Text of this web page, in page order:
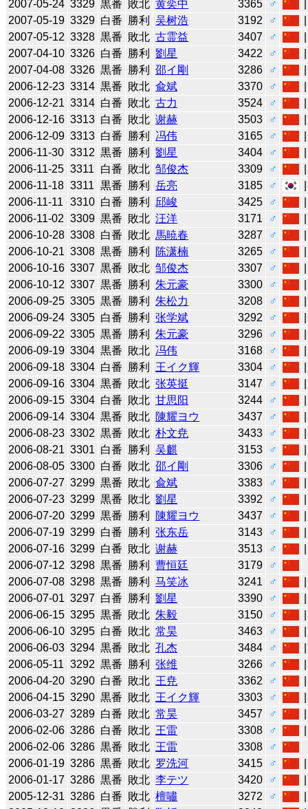
2007-05-24 3329 黒番 敗北 黄奕中 3365 ♂
2007-05-19 3329 白番 勝利 吴树浩 3192 ♂
2007-05-12 3328 黒番 敗北 古霊益 3407 ♂
2007-04-10 3326 白番 勝利 劉星 3422 ♂
2007-04-08 3326 黒番 勝利 邵イ剛 3286 ♂
2006-12-23 3314 黒番 敗北 兪斌 3370 ♂
2006-12-21 3314 白番 敗北 古力 3524 ♂
2006-12-16 3313 白番 敗北 谢赫 3503 ♂
2006-12-09 3313 白番 勝利 冯伟 3165 ♂
2006-11-30 3312 黒番 勝利 劉星 3404 ♂
2006-11-25 3311 白番 敗北 邹俊杰 3309 ♂
2006-11-18 3311 黒番 勝利 岳亮 3185 ♂
2006-11-11
3310 白番 勝利 邱峻 3425 ♂
2006-11-02 3309 黒番 敗北 汪洋 3171 ♂
2006-10-28 3308 白番 敗北 馬暁春 3287 ♂
2006-10-21 3308 黒番 勝利 陈潇楠 3265 ♂
2006-10-16 3307 黒番 敗北 邹俊杰 3307 ♂
2006-10-12 3307 黒番 勝利 朱元豪 3300 ♂
2006-09-25 3305 黒番 勝利 朱松力 3208 ♂
2006-09-24 3305 白番 勝利 张学斌 3292 ♂
2006-09-22 3305 黒番 勝利 朱元豪 3296 ♂
2006-09-19 3304 黒番 敗北 冯伟 3168 ♂
2006-09-18 3304 白番 勝利 王イク輝 3304 ♂
2006-09-16 3304 黒番 敗北 张英挺 3147 ♂
2006-09-15 3304 白番 敗北 甘思阳 3244 ♂
2006-09-14 3304 黒番 敗北 陳耀ヨウ 3437 ♂
2006-08-23 3302 黒番 敗北 朴文尭 3433 ♂
2006-08-21 3301 白番 勝利 吴麒 3153 ♂
2006-08-05 3300 白番 敗北 邵イ剛 3306 ♂
2006-07-27 3299 黒番 敗北 兪斌 3383 ♂
2006-07-23 3299 黒番 敗北 劉星 3392 ♂
2006-07-20 3299 黒番 勝利 陳耀ヨウ 3437 ♂
2006-07-19 3299 白番 勝利 张东岳 3143 ♂
2006-07-16 3299 白番 敗北 谢赫 3513 ♂
2006-07-12 3298 黒番 勝利 曹恒廷 3179
♂
2006-07-08 3298 黒番 勝利 马笑冰 3241 ♂
2006-07-01 3297 白番 勝利 劉星 3390 ♂
2006-06-15 3295 黒番 敗北 朱毅 3150 ♂
2006-06-10 3295 白番 敗北 常昊 3463 ♂
2006-06-03 3294 黒番 敗北 孔杰 3484 ♂
2006-05-11 3292 黒番 勝利 张维 3266 ♂
2006-04-20 3290 白番 敗北 王尭 3362 ♂
2006-04-15 3290 黒番 敗北 王イク輝 3303 ♂
2006-03-27 3289 白番 敗北 常昊 3457 ♂
2006-02-06 3286 白番 敗北 王雷 3308 ♂
2006-02-06 3286 黒番 敗北 王雷 3308
♂
2006-01-19 3286 黒番 敗北 罗洗河 3415 ♂
2006-01-17 3286 黒番 敗北 李テツ 3420 ♂
2005-12-31 3286 白番 敗北 檀嘯 3272 ♂